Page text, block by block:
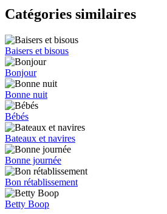
Catégories similaires
Baisers et bisous
Bonjour
Bonne nuit
Bébés
Bateaux et navires
Bonne journée
Bon rétablissement
Betty Boop